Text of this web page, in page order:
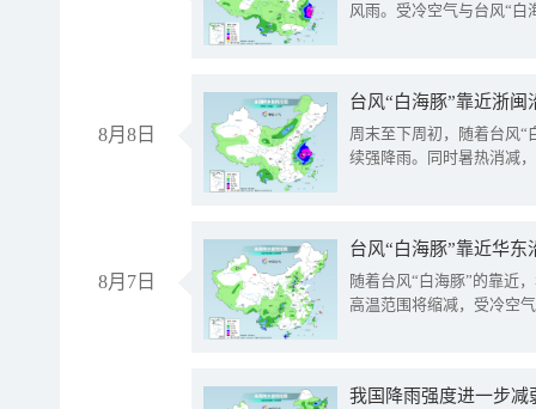
风雨。受冷空气与台风“白
8月8日
台风“白海豚”靠近浙
周末至下周初，随着台风“
续强降雨。同时暑热消减
8月7日
台风“白海豚”靠近华
随着台风“白海豚”的靠近
高温范围将缩减，受冷空